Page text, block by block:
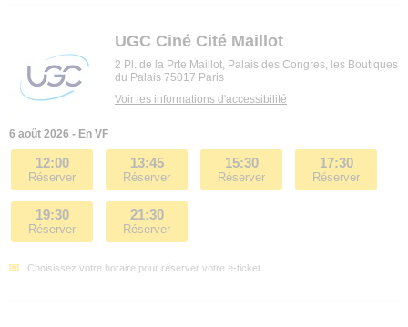
UGC Ciné Cité Maillot
2 Pl. de la Prte Maillot, Palais des Congres, les Boutiques
du Palais 75017 Paris
Voir les informations d'accessibilité
6 août 2026 - En VF
12:00
Réserver
13:45
Réserver
15:30
Réserver
17:30
Réserver
19:30
Réserver
21:30
Réserver
Choisissez votre horaire pour réserver votre e-ticket.